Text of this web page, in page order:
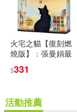
火宅之貓【復刻燃
燒版】：張曼娟最
$331
活動推薦